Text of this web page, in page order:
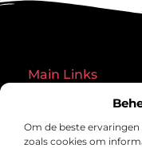
Om de beste
zoals cookies om
Main Links